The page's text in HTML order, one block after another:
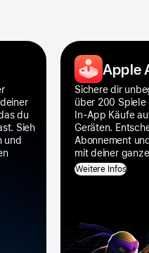
du
Sieh
und
Apple
Sichere dir
über 200 Spiele
In‑App Käufe
Geräten.
Abonne­ment
mit deiner
Weitere Infos